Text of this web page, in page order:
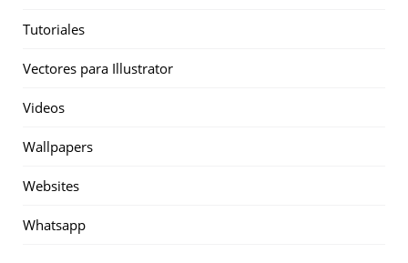
Tutoriales
Vectores para Illustrator
Videos
Wallpapers
Websites
Whatsapp